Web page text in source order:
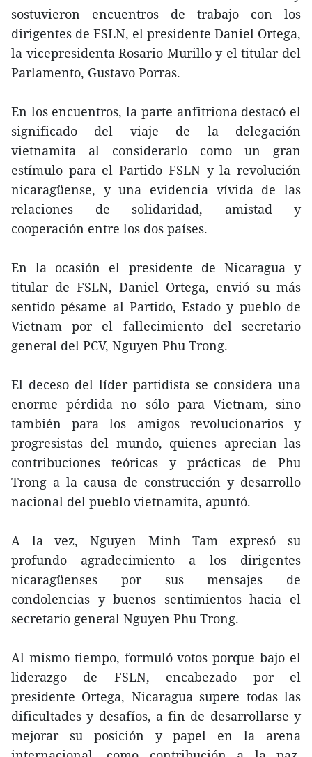
sostuvieron encuentros de trabajo con los
dirigentes de FSLN, el presidente Daniel Ortega,
la vicepresidenta Rosario Murillo y el titular del
Parlamento, Gustavo Porras.
En los encuentros, la parte anfitriona destacó el
significado del viaje de la delegación
vietnamita al considerarlo como un gran
estímulo para el Partido FSLN y la revolución
nicaragüense, y una evidencia vívida de las
relaciones de solidaridad, amistad y
cooperación entre los dos países.
En la ocasión el presidente de Nicaragua y
titular de FSLN, Daniel Ortega, envió su más
sentido pésame al Partido, Estado y pueblo de
Vietnam por el fallecimiento del secretario
general del PCV, Nguyen Phu Trong.
El deceso del líder partidista se considera una
enorme pérdida no sólo para Vietnam, sino
también para los amigos revolucionarios y
progresistas del mundo, quienes aprecian las
contribuciones teóricas y prácticas de Phu
Trong a la causa de construcción y desarrollo
nacional del pueblo vietnamita, apuntó.
A la vez, Nguyen Minh Tam expresó su
profundo agradecimiento a los dirigentes
nicaragüenses por sus mensajes de
condolencias y buenos sentimientos hacia el
secretario general Nguyen Phu Trong.
Al mismo tiempo, formuló votos porque bajo el
liderazgo de FSLN, encabezado por el
presidente Ortega, Nicaragua supere todas las
dificultades y desafíos, a fin de desarrollarse y
mejorar su posición y papel en la arena